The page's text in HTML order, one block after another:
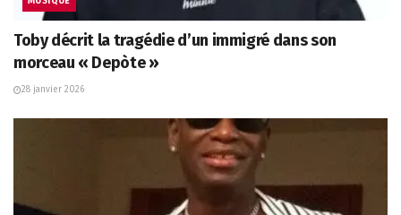
Toby décrit la tragédie d’un immigré dans son
morceau « Depòte »
28 janvier 2026